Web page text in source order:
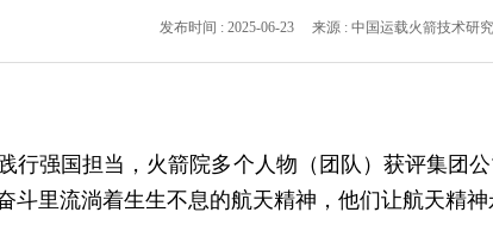
发布时间 : 2025-06-23 来源 : 中国运载火箭技术研
强国担当，火箭院多个人物（团队）获评集团公
斗里流淌着生生不息的航天精神，他们让航天精神